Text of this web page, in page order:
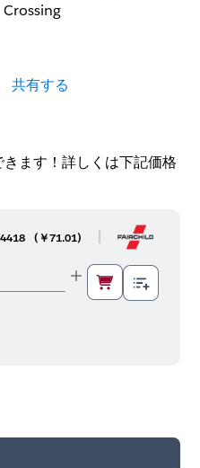
共有する
ます！詳しくは下記価格
( ￥71.01)